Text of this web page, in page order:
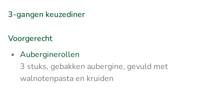
3-gangen keuzediner
Voorgerecht
Auberginerollen
3 stuks, gebakken aubergine, gevuld met
walnotenpasta en kruiden